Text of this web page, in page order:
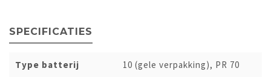
SPECIFICATIES
Type batterij 10 (gele verpakking), PR 70